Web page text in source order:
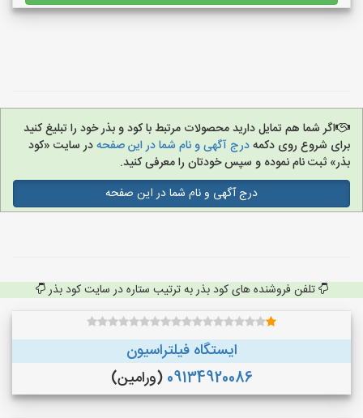
اگر شما هم تمایل دارید محصولات مرتبط با کود و بذر خود را تبلیغ کنید
برای شروع روی دکمهدرج آگهی و نام شما در این صفحهدر سایت «کود
بذر» ثبت نام نموده و سپس خودتان را معرفی کنید.
درج آگهی و نام شما در این صفحه
تلفن فروشنده های کود بذر به ترتیب ستاره در سایت کود بذر
ایستگاه فیلتراسیون
09134920086 (ورامین)